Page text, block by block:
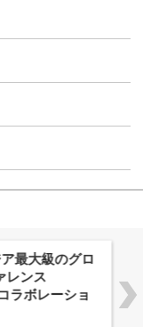
最大級のグロ
レンス
ラボレーショ